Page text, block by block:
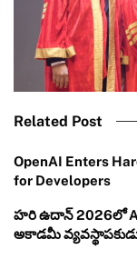
Related Post
OpenAI Enters
for Developers
హరి ఉదాన్ 2026లో
అకాడమీ